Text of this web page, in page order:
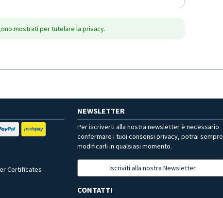
mostrati per tutelare la privacy.
Certificates
NEWSLETTER
Per iscriverti alla nostra newsletter è necessario
confermare i tuoi consensi privacy, potrai sempre
modificarli in qualsiasi momento.
Iscriviti alla nostra Newsletter
CONTATTI